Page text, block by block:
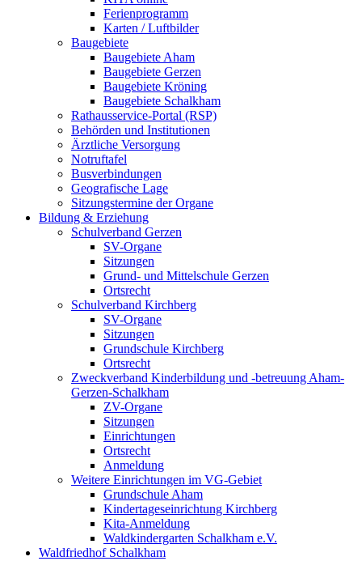
Ferienprogramm
Karten / Luftbilder
Baugebiete
Baugebiete Aham
Baugebiete Gerzen
Baugebiete Kröning
Baugebiete Schalkham
Rathausservice-Portal (RSP)
Behörden und Institutionen
Ärztliche Versorgung
Notruftafel
Busverbindungen
Geografische Lage
Sitzungstermine der Organe
Bildung & Erziehung
Schulverband Gerzen
SV-Organe
Sitzungen
Grund- und Mittelschule Gerzen
Ortsrecht
Schulverband Kirchberg
SV-Organe
Sitzungen
Grundschule Kirchberg
Ortsrecht
Zweckverband Kinderbildung und -betreuung Aham-
Gerzen-Schalkham
ZV-Organe
Sitzungen
Einrichtungen
Ortsrecht
Anmeldung
Weitere Einrichtungen im VG-Gebiet
Grundschule Aham
Kindertageseinrichtung Kirchberg
Kita-Anmeldung
Waldkindergarten Schalkham e.V.
Waldfriedhof Schalkham